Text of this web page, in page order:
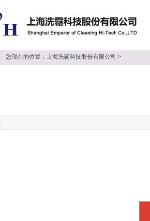
您现在的位置： 上海洗霸科技股份有限公司 >